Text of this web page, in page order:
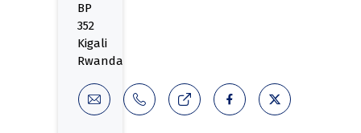
BP
352
Kigali
Rwanda